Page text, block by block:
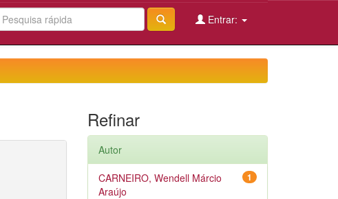
Entrar:
Refinar
Autor
1
CARNEIRO, Wendell Márcio
Araújo